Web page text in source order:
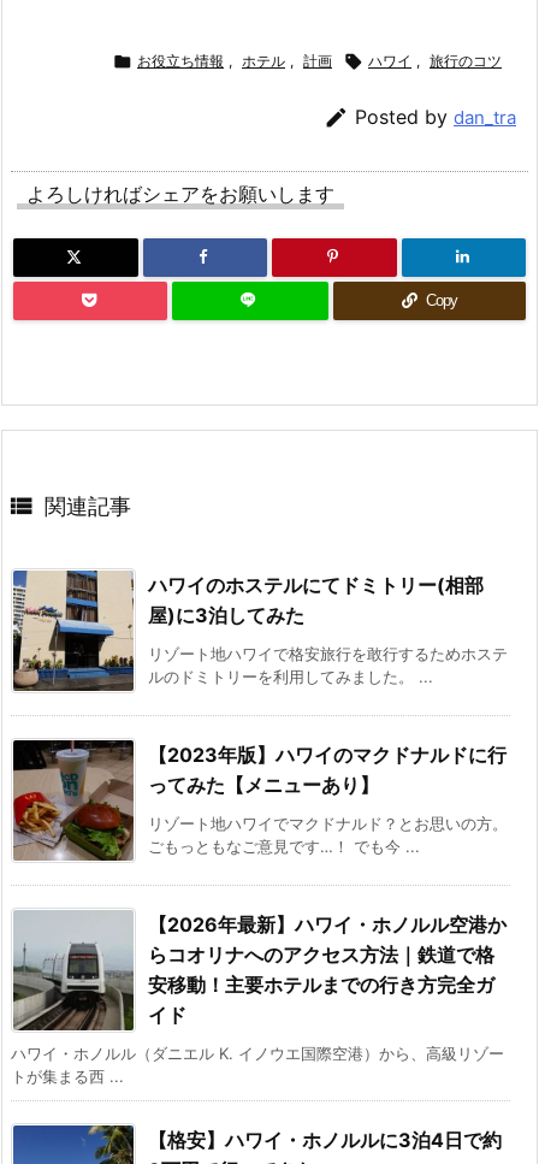
 お役立ち情報 , ホテル , 計画  ハワイ , 旅行のコツ
 Posted by dan_tra
よろしければシェアをお願いします
Copy
 関連記事
ハワイのホステルにてドミトリー(相部
屋)に3泊してみた
リゾート地ハワイで格安旅行を敢行するためホステ
ルのドミトリーを利用してみました。 ...
【2023年版】ハワイのマクドナルドに行
ってみた【メニューあり】
リゾート地ハワイでマクドナルド？とお思いの方。
ごもっともなご意見です…！ でも今 ...
【2026年最新】ハワイ・ホノルル空港か
らコオリナへのアクセス方法｜鉄道で格
安移動！主要ホテルまでの行き方完全ガ
イド
ハワイ・ホノルル（ダニエル K. イノウエ国際空港）から、高級リゾー
トが集まる西 ...
【格安】ハワイ・ホノルルに3泊4日で約